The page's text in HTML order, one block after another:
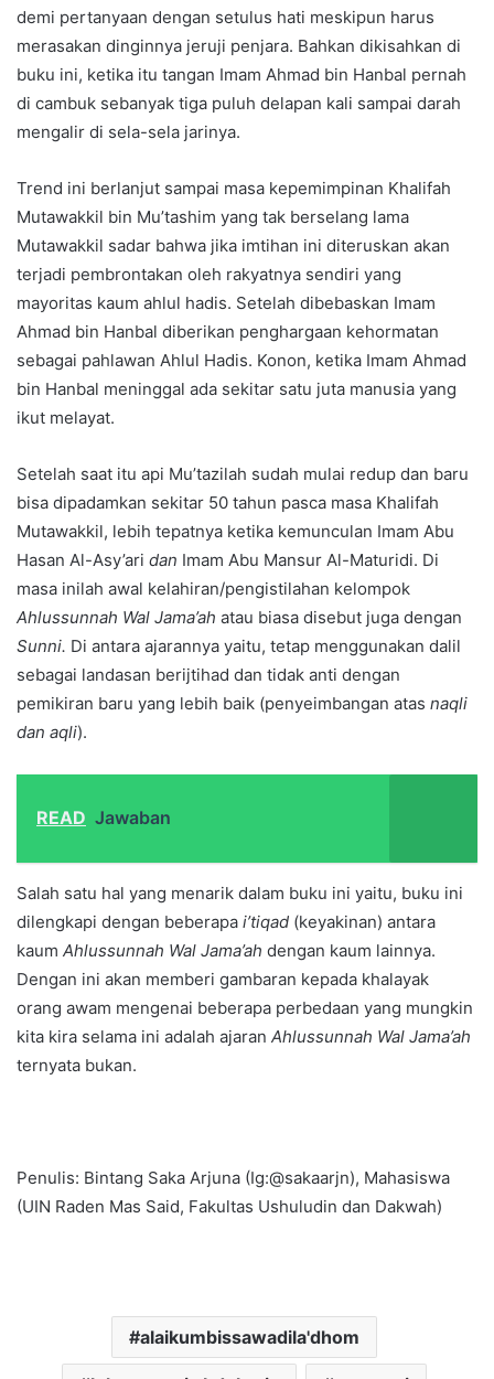
demi pertanyaan dengan setulus hati meskipun harus
merasakan dinginnya jeruji penjara. Bahkan dikisahkan di
buku ini, ketika itu tangan Imam Ahmad bin Hanbal pernah
di cambuk sebanyak tiga puluh delapan kali sampai darah
mengalir di sela-sela jarinya.
Trend ini berlanjut sampai masa kepemimpinan Khalifah
Mutawakkil bin Mu’tashim yang tak berselang lama
Mutawakkil sadar bahwa jika imtihan ini diteruskan akan
terjadi pembrontakan oleh rakyatnya sendiri yang
mayoritas kaum ahlul hadis. Setelah dibebaskan Imam
Ahmad bin Hanbal diberikan penghargaan kehormatan
sebagai pahlawan Ahlul Hadis. Konon, ketika Imam Ahmad
bin Hanbal meninggal ada sekitar satu juta manusia yang
ikut melayat.
Setelah saat itu api Mu’tazilah sudah mulai redup dan baru
bisa dipadamkan sekitar 50 tahun pasca masa Khalifah
Mutawakkil, lebih tepatnya ketika kemunculan Imam Abu
Hasan Al-Asy’ari dan Imam Abu Mansur Al-Maturidi. Di
masa inilah awal kelahiran/pengistilahan kelompok
Ahlussunnah Wal Jama’ah atau biasa disebut juga dengan
Sunni. Di antara ajarannya yaitu, tetap menggunakan dalil
sebagai landasan berijtihad dan tidak anti dengan
pemikiran baru yang lebih baik (penyeimbangan atas naqli
dan aqli).
READ Jawaban
Salah satu hal yang menarik dalam buku ini yaitu, buku ini
dilengkapi dengan beberapa i’tiqad (keyakinan) antara
kaum Ahlussunnah Wal Jama’ah dengan kaum lainnya.
Dengan ini akan memberi gambaran kepada khalayak
orang awam mengenai beberapa perbedaan yang mungkin
kita kira selama ini adalah ajaran Ahlussunnah Wal Jama’ah
ternyata bukan.
Penulis: Bintang Saka Arjuna (Ig:@sakaarjn), Mahasiswa
(UIN Raden Mas Said, Fakultas Ushuludin dan Dakwah)
alaikumbissawadila'dhom